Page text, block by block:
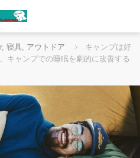
, 寝具, アウトドア
キャンプは好
キャンプでの睡眠を劇的に改善する